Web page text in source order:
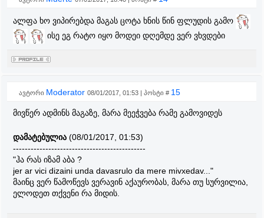
ალფა ხო ვიპირებდა მაგას ცოტა ხნის წინ ფლუდის გამო
ისე ეგ რატო იყო მოდეი დღემდე ვერ ვხვდები
ავტორი Moderator 08/01/2017, 01:53 | პოსტი # 15
მივწერ ადმინს მაგაზე, მარა მეეჭვება რამე გამოვიდეს
დამატებულია (08/01/2017, 01:53)
---------------------------------------------
"ჰა რას იზამ აბა ?
jer ar vici dizaini unda davasrulo da mere mivxedav..."
მაინც ვერ წამოწევს ვერავინ აქაურობას, მარა თუ სურვილია,
ელოდეთ თქვენი რა მიდის.